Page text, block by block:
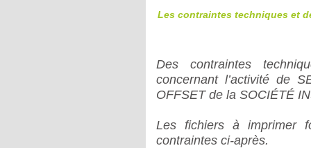
Les contraintes techniques et
Des contraintes
concernant l’activité de
OFFSET de la SOCIÉTÉ
Les fichiers à imprimer
contraintes ci-après.